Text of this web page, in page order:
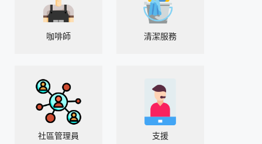
咖啡師 清潔服務
社區管理員 支援